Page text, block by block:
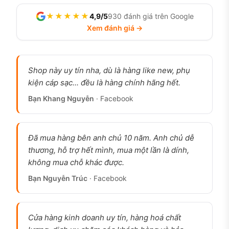
của bản mini. Cộng đồng người dùng quốc tế
phản hồi khá thống nhất: máy nhỏ tuyệt vời để
cầm, nhưng dùng nặng sẽ phải cắm sạc giữa ngày.
Một anh khách hàng tại 126.vn dùng iPhone 12
mini chia sẻ máy gọn và nhanh, chỉ cần sạc thêm
buổi trưa là đủ dùng tới tối. Nói ngắn gọn, mua 12
mini là mua sự nhỏ gọn, và đánh đổi lại là pin.
Người dùng lâu năm thích gì ở iPhone
12 mini cũ?
Nhỏ gọn nhất, cầm một tay dễ.Màn 5.4 inch và
trọng lượng khoảng 135g khiến máy bỏ túi gọn,
thao tác một tay thoải mái. Nhiều người dùng gọi
đây là chiếc iPhone vừa túi hiếm hoi còn lại, và đó
là lý do chính họ chọn.
Hiệu năng vẫn đủ dùng.Chip A14 Bionic đáp ứng
★★★★★4,9/5930 đánh giá trên Google
Xem đánh giá →
Shop này uy tín nha, dù là hàng like new, phụ
kiện cáp sạc... đều là hàng chính hãng hết.
Bạn Khang Nguyễn · Facebook
Đã mua hàng bên anh chủ 10 năm. Anh chủ dễ
thương, hỗ trợ hết mình, mua một lần là dính,
không mua chỗ khác được.
Bạn Nguyễn Trúc · Facebook
Cửa hàng kinh doanh uy tín, hàng hoá chất